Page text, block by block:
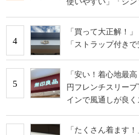
4
「買って大正解！
「ストラップ付き
5
「安い！着心地最
円フレンチスリー
インで風通しが良く
「たくさん着ます